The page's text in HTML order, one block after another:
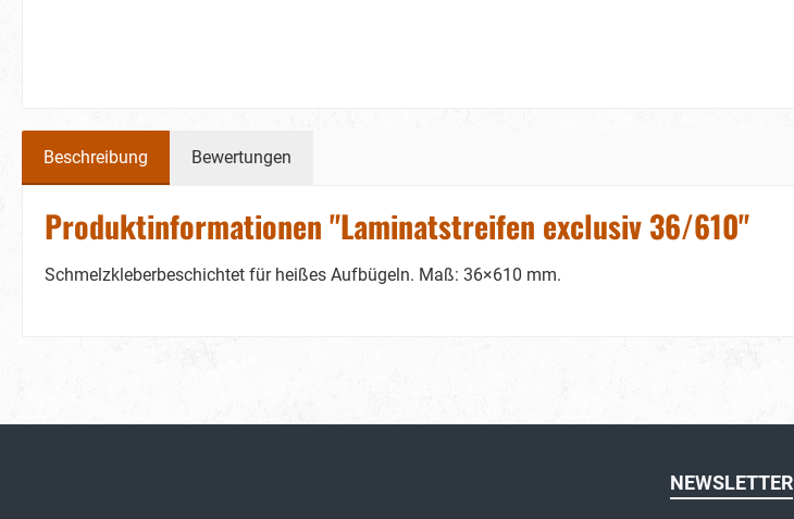
Beschreibung Bewertungen
Produktinformationen "Laminatstreifen exclusiv 36/610"
Schmelzkleberbeschichtet für heißes Aufbügeln. Maß: 36×610 mm.
NEWSLETTER